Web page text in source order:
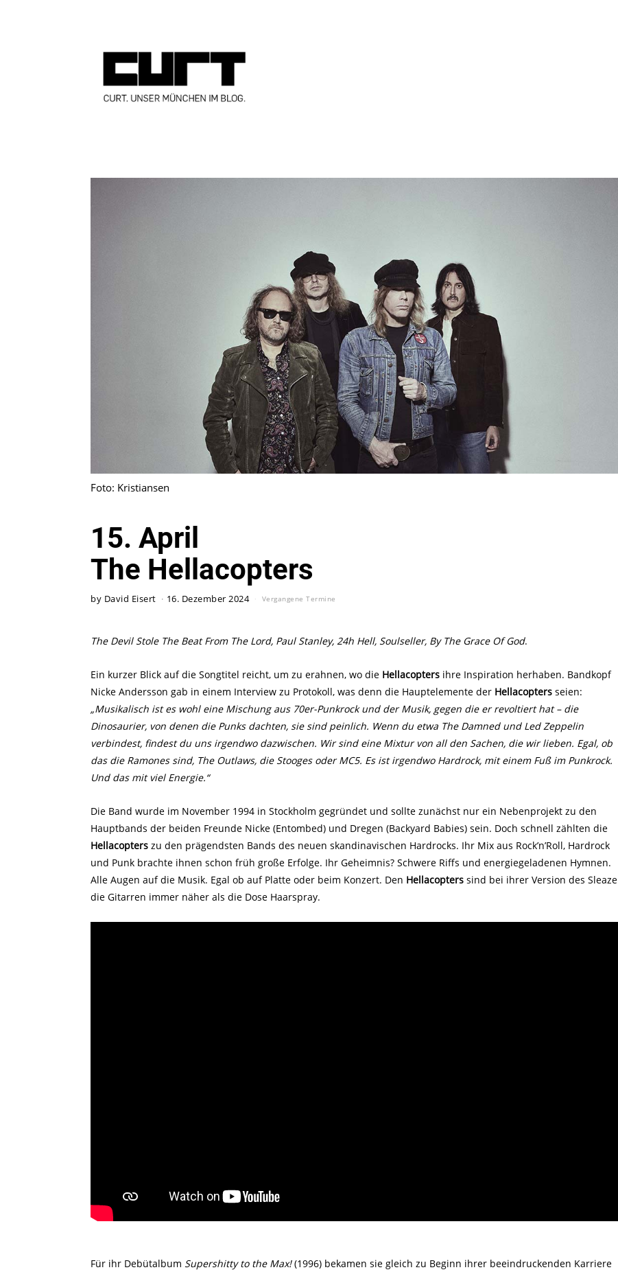
Foto: Kristiansen
15. April
The Hellacopters
by David Eisert 16. Dezember 2024 Vergangene Termine
The Devil Stole The Beat From The Lord, Paul Stanley, 24h Hell, Soulseller, By The Grace Of God.
Ein kurzer Blick auf die Songtitel reicht, um zu erahnen, wo die Hellacopters ihre Inspiration herhaben. Bandkopf
Nicke Andersson gab in einem Interview zu Protokoll, was denn die Hauptelemente der Hellacopters seien:
„Musikalisch ist es wohl eine Mischung aus 70er-Punkrock und der Musik, gegen die er revoltiert hat – die
Dinosaurier, von denen die Punks dachten, sie sind peinlich. Wenn du etwa The Damned und Led Zeppelin
verbindest, findest du uns irgendwo dazwischen. Wir sind eine Mixtur von all den Sachen, die wir lieben. Egal, ob
das die Ramones sind, The Outlaws, die Stooges oder MC5. Es ist irgendwo Hardrock, mit einem Fuß im Punkrock.
Und das mit viel Energie.“
Die Band wurde im November 1994 in Stockholm gegründet und sollte zunächst nur ein Nebenprojekt zu den
Hauptbands der beiden Freunde Nicke (Entombed) und Dregen (Backyard Babies) sein. Doch schnell zählten die
Hellacopters zu den prägendsten Bands des neuen skandinavischen Hardrocks. Ihr Mix aus Rock’n’Roll, Hardrock
und Punk brachte ihnen schon früh große Erfolge. Ihr Geheimnis? Schwere Riffs und energiegeladenen Hymnen.
Alle Augen auf die Musik. Egal ob auf Platte oder beim Konzert. Den Hellacopters sind bei ihrer Version des Sleaze
die Gitarren immer näher als die Dose Haarspray.
Für ihr Debütalbum Supershitty to the Max!(1996) bekamen sie gleich zu Beginn ihrer beeindruckenden Karriere